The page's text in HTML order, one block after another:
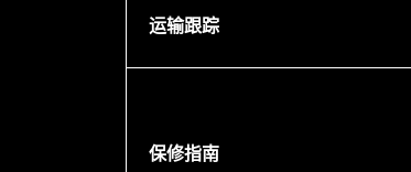
运输跟踪
保修指南